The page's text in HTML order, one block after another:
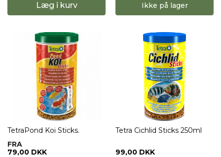
Læg i kurv Ikke på lager
TetraPond Koi Sticks.
FRA
79,00 DKK
Tetra Cichlid Sticks 250ml
99,00 DKK